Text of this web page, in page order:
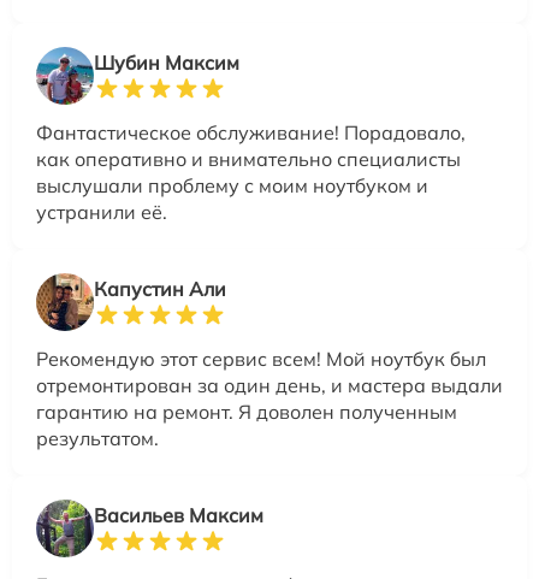
Шубин Максим
Фантастическое обслуживание! Порадовало,
как оперативно и внимательно специалисты
выслушали проблему с моим ноутбуком и
устранили её.
Капустин Али
Рекомендую этот сервис всем! Мой ноутбук был
отремонтирован за один день, и мастера выдали
гарантию на ремонт. Я доволен полученным
результатом.
Васильев Максим